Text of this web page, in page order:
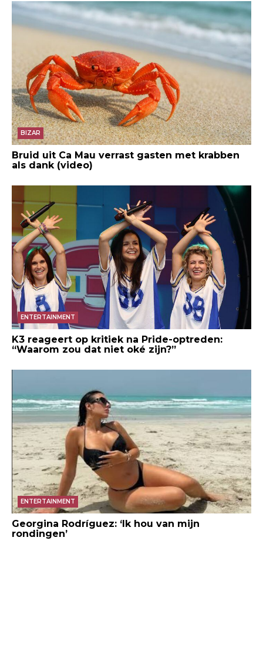
BIZAR
Bruid uit Ca Mau verrast gasten met krabben
als dank (video)
ENTERTAINMENT
K3 reageert op kritiek na Pride-optreden:
“Waarom zou dat niet oké zijn?”
ENTERTAINMENT
Georgina Rodríguez: ‘Ik hou van mijn
rondingen’